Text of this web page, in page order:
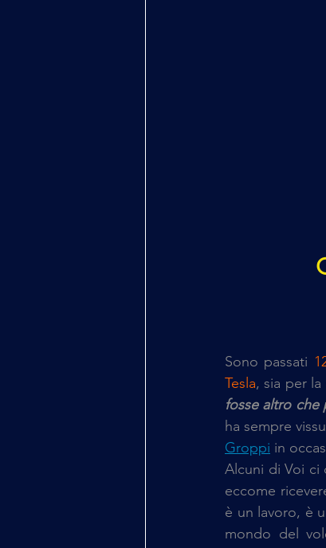
Sono passati
Tesla, sia per
fosse altro che
ha sempre
Groppi in
Alcuni di Voi ci
eccome
è un lavoro, è
mondo del